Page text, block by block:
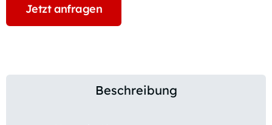
Jetzt anfragen
Beschreibung